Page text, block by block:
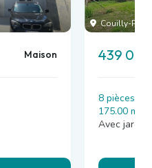
Maison
Couilly-
439
8 pièces , 5
175.00 m²
Avec